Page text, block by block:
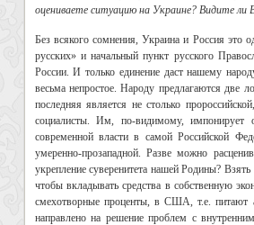
оцениваете ситуацию на Украине? Видите
Без всякого сомнения, Украина и Россия это
русских» и начальный пункт русского
России. И только единение даст нашему
весьма непростое. Народу предлагаются две
последняя является не столько
социалисты. Им, по-видимому, импонирует
современной власти в самой Российской
умеренно-прозападной. Разве можно
укрепление суверенитета нашей Родины?
чтобы вкладывать средства в собственную
смехотворные проценты, в США, т.е. питают
направлено на решение проблем с